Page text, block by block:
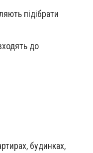
підібрати
до
будинках,